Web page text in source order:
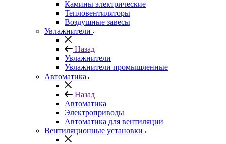
Камины электрические
Тепловентиляторы
Воздушные завесы
Увлажнители
Назад
Увлажнители
Увлажнители промышленные
Автоматика
Назад
Автоматика
Электроприводы
Автоматика для вентиляции
Вентиляционные установки